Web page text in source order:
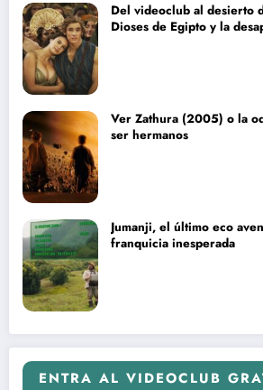
Del videoclub al desierto
Dioses de Egipto y la
Ver Zathura (2005) o la
ser hermanos
Jumanji, el último eco
franquicia inesperada
ENTRA AL VIDEOCLUB